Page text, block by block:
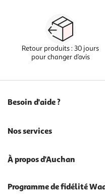
Retour produits : 30 jours
pour changer d’avis
Besoin d'aide ?
Nos services
À propos d'Auchan
Programme de fidélité